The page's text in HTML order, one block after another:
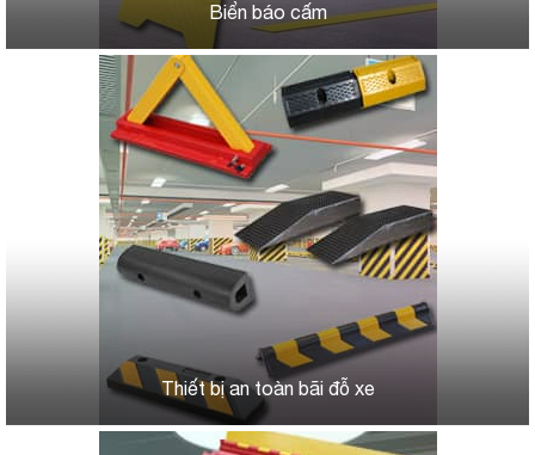
Biển báo cấm
Thiết bị an toàn bãi đỗ xe